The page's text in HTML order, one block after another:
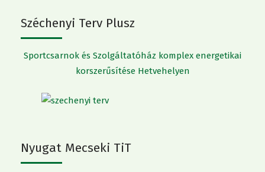
Széchenyi Terv Plusz
Sportcsarnok és Szolgáltatóház komplex energetikai
korszerűsítése Hetvehelyen
Nyugat Mecseki TiT